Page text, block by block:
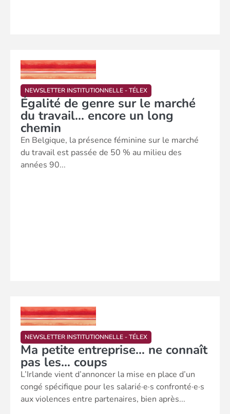
NEWSLETTER INSTITUTIONNELLE - TÉLEX
Égalité de genre sur le marché
du travail… encore un long
chemin
En Belgique, la présence féminine sur le marché
du travail est passée de 50 % au milieu des
années 90...
NEWSLETTER INSTITUTIONNELLE - TÉLEX
Ma petite entreprise… ne connaît
pas les… coups
L’Irlande vient d’annoncer la mise en place d’un
congé spécifique pour les salarié·e·s confronté·e·s
aux violences entre partenaires, bien après...